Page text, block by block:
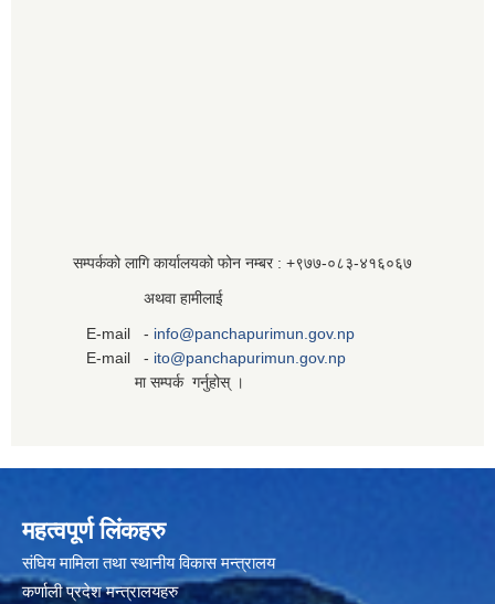
सम्पर्कको लागि कार्यालयको फोन नम्बर : +९७७-०८३‍-४१६०६७
अथवा हामीलाई
E-mail - info@panchapurimun.gov.np
E-mail - ito@panchapurimun.gov.np
मा सम्पर्क गर्नुहोस् ।
महत्वपूर्ण लिंकहरु
संघिय मामिला तथा स्थानीय विकास मन्त्रालय
कर्णाली प्रदेश मन्त्रालयहरु